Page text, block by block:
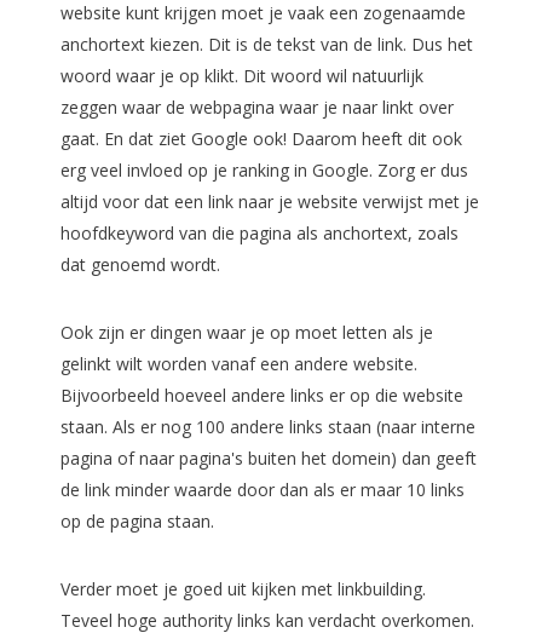
website kunt krijgen moet je vaak een zogenaamde
anchortext kiezen. Dit is de tekst van de link. Dus het
woord waar je op klikt. Dit woord wil natuurlijk
zeggen waar de webpagina waar je naar linkt over
gaat. En dat ziet Google ook! Daarom heeft dit ook
erg veel invloed op je ranking in Google. Zorg er dus
altijd voor dat een link naar je website verwijst met je
hoofdkeyword van die pagina als anchortext, zoals
dat genoemd wordt.
Ook zijn er dingen waar je op moet letten als je
gelinkt wilt worden vanaf een andere website.
Bijvoorbeeld hoeveel andere links er op die website
staan. Als er nog 100 andere links staan (naar interne
pagina of naar pagina's buiten het domein) dan geeft
de link minder waarde door dan als er maar 10 links
op de pagina staan.
Verder moet je goed uit kijken met linkbuilding.
Teveel hoge authority links kan verdacht overkomen.